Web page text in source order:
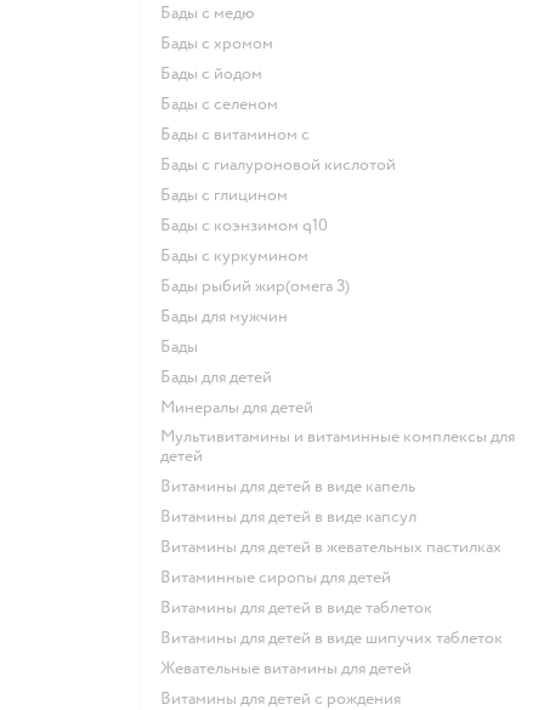
Бады с медю
Бады с хромом
Бады с йодом
Бады с селеном
Бады с витамином c
Бады с гиалуроновой кислотой
Бады с глицином
Бады с коэнзимом q10
Бады с куркумином
Бады рыбий жир(омега 3)
Бады для мужчин
Бады
Бады для детей
Минералы для детей
Мультивитамины и витаминные комплексы для
детей
Витамины для детей в виде капель
Витамины для детей в виде капсул
Витамины для детей в жевательных пастилках
Витаминные сиропы для детей
Витамины для детей в виде таблеток
Витамины для детей в виде шипучих таблеток
Жевательные витамины для детей
Витамины для детей с рождения